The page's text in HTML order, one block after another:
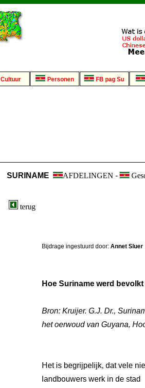
Cultuur Personen FB pag Su
SURINAME AFDELINGEN -
terug
Bijdrage ingestuurd door: Annet Sluer
Hoe Suriname werd bevolkt
Bron: Kruijer. G.J. Dr.,
het oerwoud van Guyana,
Het is begrijpelijk, dat vele
landbouwers werk in de stad